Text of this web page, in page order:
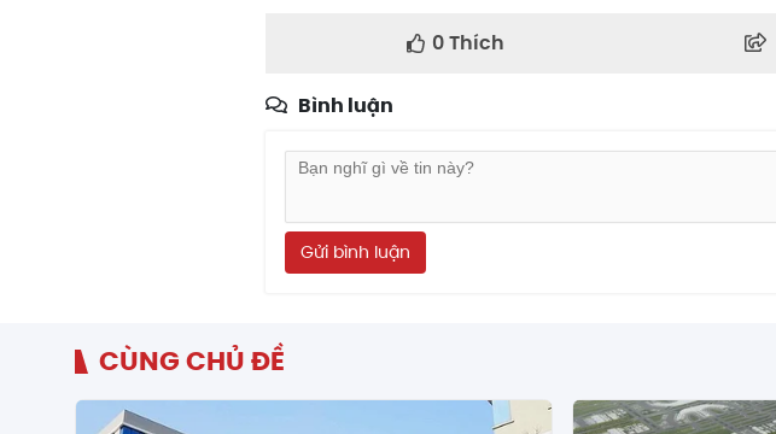
0Thích
Bình luận
Gửi bình luận
CÙNG CHỦ ĐỀ